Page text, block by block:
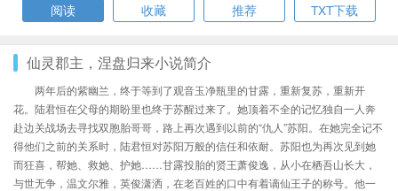
阅读
收藏 推荐 TXT下载
仙灵郡主，涅盘归来小说简介
两年后的紫幽兰，终于等到了观音玉净瓶里的甘露，重新复苏，重新开
花。陆君恒在父母的期盼里也终于苏醒过来了。她顶着不全的记忆独自一人奔
赴边关战场去寻找双胞胎哥哥，路上再次遇到以前的“仇人”苏阳。在她完全记不
得他们之前的关系时，陆君恒对苏阳万般的信任和依耐。苏阳也为再次见到她
而狂喜，帮她、救她、护她……甘露投胎的贤王萧俊逸，从小在栖吾山长大，
与世无争，温文尔雅，英俊潇洒，在老百姓的口中有着谪仙王子的称号。他一